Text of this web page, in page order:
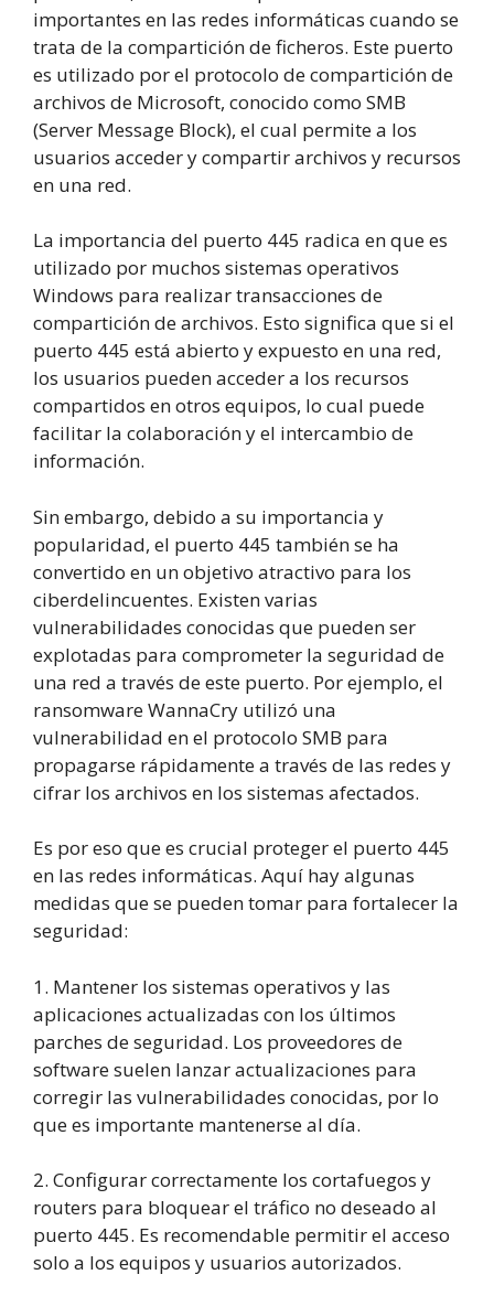
importantes en las redes informáticas cuando se
trata de la compartición de ficheros. Este puerto
es utilizado por el protocolo de compartición de
archivos de Microsoft, conocido como SMB
(Server Message Block), el cual permite a los
usuarios acceder y compartir archivos y recursos
en una red.
La importancia del puerto 445 radica en que es
utilizado por muchos sistemas operativos
Windows para realizar transacciones de
compartición de archivos. Esto significa que si el
puerto 445 está abierto y expuesto en una red,
los usuarios pueden acceder a los recursos
compartidos en otros equipos, lo cual puede
facilitar la colaboración y el intercambio de
información.
Sin embargo, debido a su importancia y
popularidad, el puerto 445 también se ha
convertido en un objetivo atractivo para los
ciberdelincuentes. Existen varias
vulnerabilidades conocidas que pueden ser
explotadas para comprometer la seguridad de
una red a través de este puerto. Por ejemplo, el
ransomware WannaCry utilizó una
vulnerabilidad en el protocolo SMB para
propagarse rápidamente a través de las redes y
cifrar los archivos en los sistemas afectados.
Es por eso que es crucial proteger el puerto 445
en las redes informáticas. Aquí hay algunas
medidas que se pueden tomar para fortalecer la
seguridad:
1. Mantener los sistemas operativos y las
aplicaciones actualizadas con los últimos
parches de seguridad. Los proveedores de
software suelen lanzar actualizaciones para
corregir las vulnerabilidades conocidas, por lo
que es importante mantenerse al día.
2. Configurar correctamente los cortafuegos y
routers para bloquear el tráfico no deseado al
puerto 445. Es recomendable permitir el acceso
solo a los equipos y usuarios autorizados.